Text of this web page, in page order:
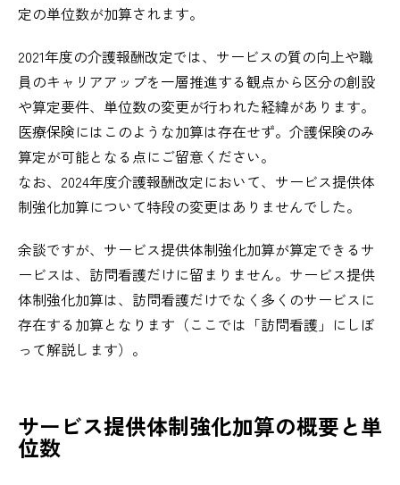
定の単位数が加算されます。
2021年度の介護報酬改定では、サービスの質の向上や職
員のキャリアアップを一層推進する観点から区分の創設
や算定要件、単位数の変更が行われた経緯があります。
医療保険にはこのような加算は存在せず。介護保険のみ
算定が可能となる点にご留意ください。
なお、2024年度介護報酬改定において、サービス提供体
制強化加算について特段の変更はありませんでした。
余談ですが、サービス提供体制強化加算が算定できるサ
ービスは、訪問看護だけに留まりません。サービス提供
体制強化加算は、訪問看護だけでなく多くのサービスに
存在する加算となります（ここでは「訪問看護」にしぼ
って解説します）。
サービス提供体制強化加算の概要と単
位数